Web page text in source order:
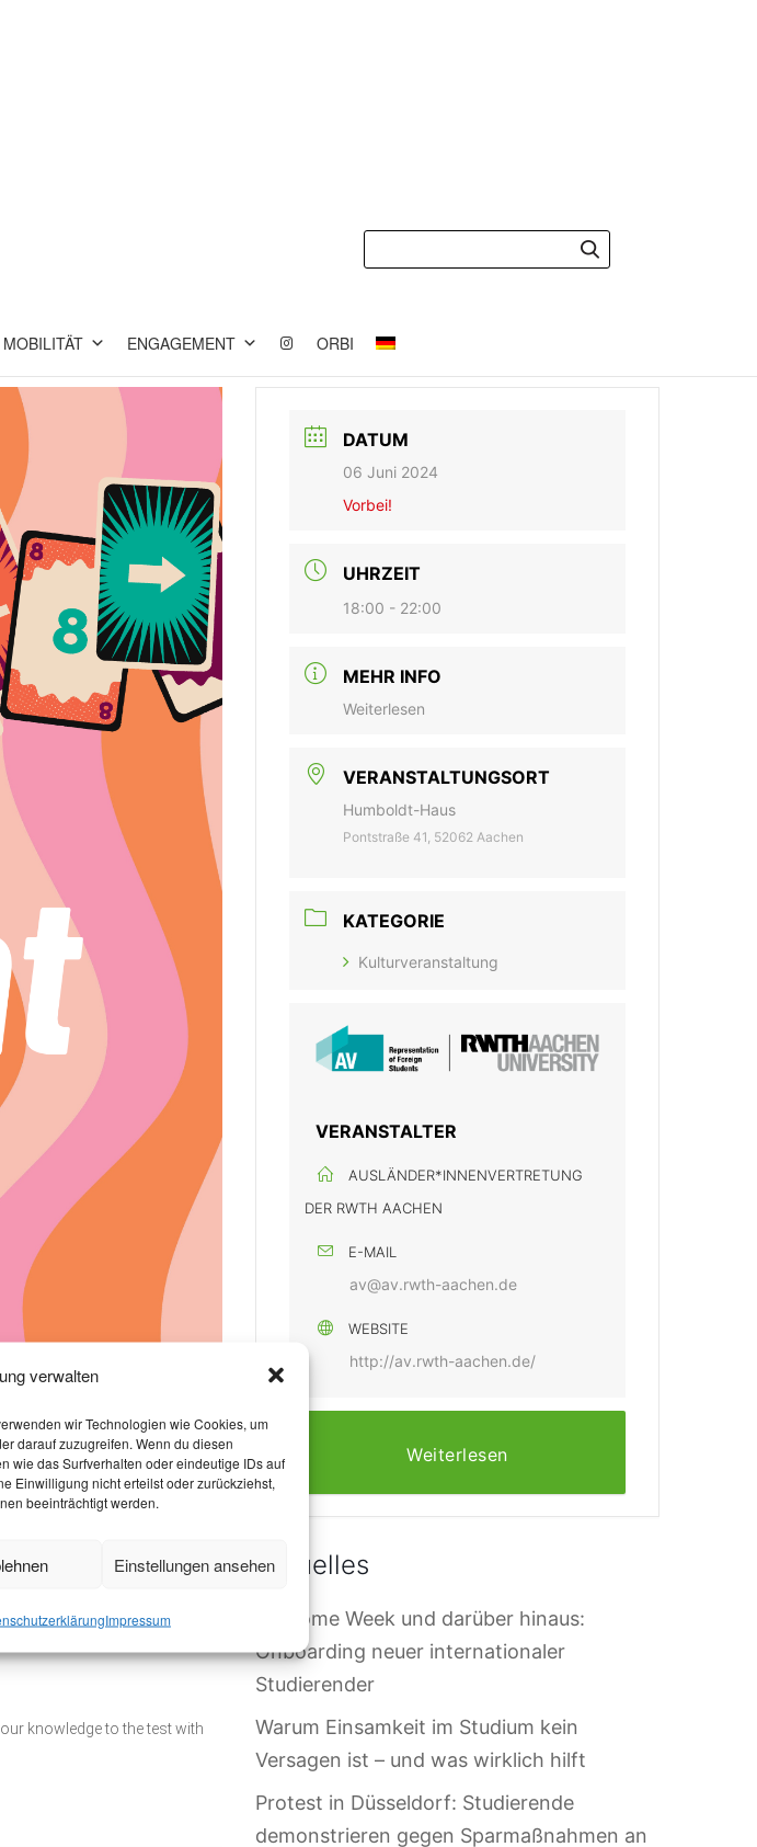
verwalten
wir Technologien wie Cookies, um
darauf zuzugreifen. Wenn du diesen
wie das Surfverhalten oder eindeutige IDs auf
Einwilligung nicht erteilst oder zurückziehst,
beeinträchtigt werden.
Einstellungen ansehen
Impressum
MOBILITÄT ENGAGEMENT ORBI
knowledge to the test with
DATUM
06 Juni 2024
Vorbei!
UHRZEIT
18:00 - 22:00
MEHR INFO
Weiterlesen
VERANSTALTUNGSORT
Humboldt-Haus
Pontstraße 41, 52062 Aachen
KATEGORIE
Kulturveranstaltung
VERANSTALTER
AUSLÄNDER*INNENVERTRETUNG
DER RWTH AACHEN
E-MAIL
av@av.rwth-aachen.de
WEBSITE
http://av.rwth-aachen.de/
Weiterlesen
Aktuelles
Welcome Week und darüber hinaus:
Onboarding neuer internationaler
Studierender
Warum Einsamkeit im Studium kein
Versagen ist – und was wirklich hilft
Protest in Düsseldorf: Studierende
demonstrieren gegen Sparmaßnahmen an